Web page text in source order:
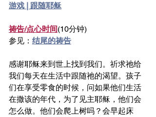
游戏 | 跟随耶稣
祷告/点心时间(10分钟)
参见： 结尾的祷告
感谢耶稣来到世上找到我们。祈求祂给
我们每天在生活中跟随祂的渴望。孩子
们在享受零食的时候，问如果他们生活
在撒该的年代，为了见主耶稣，他们会
怎么做。他们会爬上树吗？会早起床